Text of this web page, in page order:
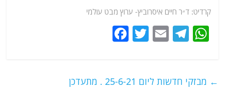
קרדיט: ד״ר חיים איסרוביץ- ערוץ מבט עולמי
W
s
T
g
E
l
T
er
e ← מבזקי חדשות ליום 25-6-21 . מתעדכן